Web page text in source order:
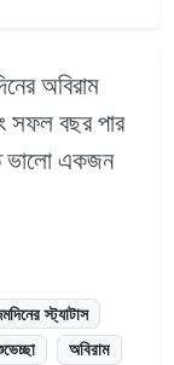
অবিরাম
সফল বছর পার
ভালো একজন
স্ট্যাটাস
অবিরাম